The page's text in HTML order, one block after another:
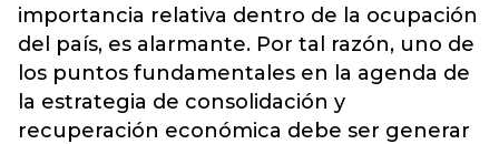
importancia relativa dentro de la ocupación
del país, es alarmante. Por tal razón, uno de
los puntos fundamentales en la agenda de
la estrategia de consolidación y
recuperación económica debe ser generar